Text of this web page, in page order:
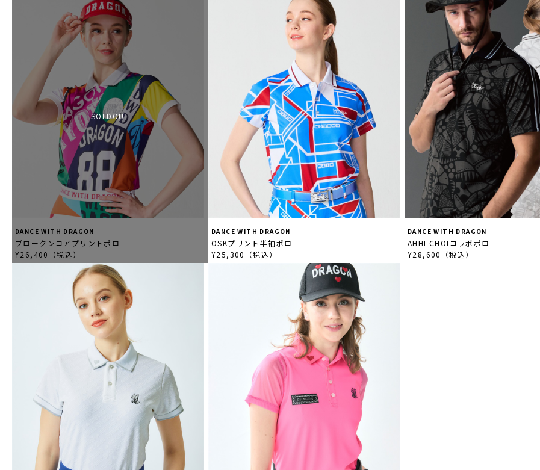
DANCE WITH DRAGON
SOLDOUT
ブロークンコアプリントポロ
¥26,400（税込）
DANCE WITH DRAGON
OSKプリント半袖ポロ
¥25,300（税込）
DANCE WITH DRAGON
AHHI CHOIコラボポロ
¥28,600（税込）